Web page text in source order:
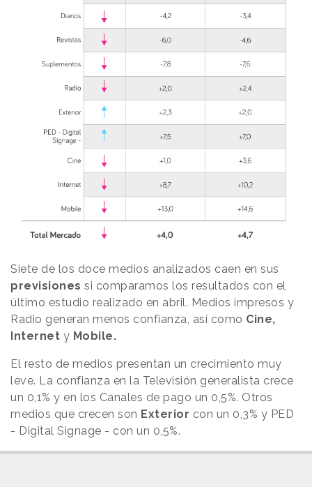
Siete de los doce medios analizados caen en sus
previsiones si comparamos los resultados con el
último estudio realizado en abril. Medios impresos y
Radio generan menos confianza, así como Cine,
Internet y Mobile.
El resto de medios presentan un crecimiento muy
leve. La confianza en la Televisión generalista crece
un 0,1% y en los Canales de pago un 0,5%. Otros
medios que crecen son Exterior con un 0,3% y PED
- Digital Signage - con un 0,5%.